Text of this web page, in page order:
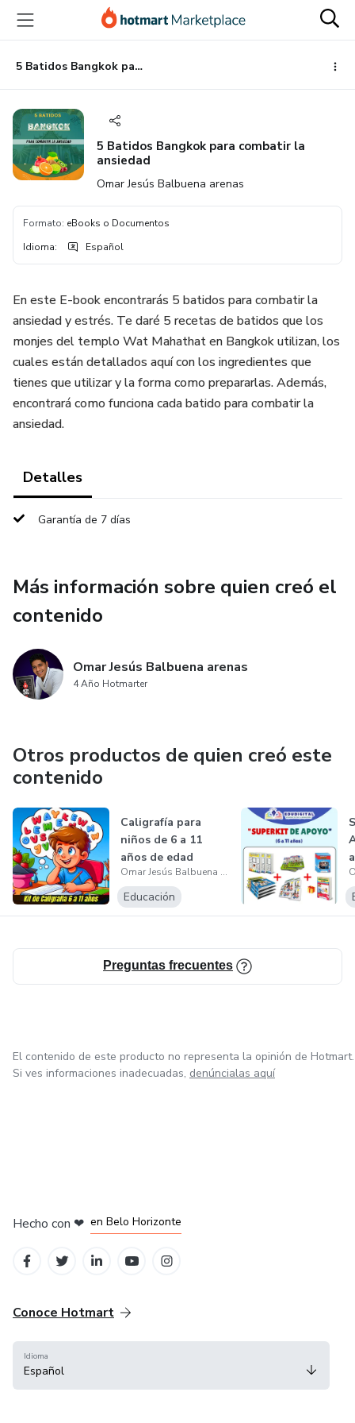
principal
página
de
página
5 Batidos Bangkok para combatir la ansiedad
5 Batidos Bangkok para combatir la
ansiedad
Omar Jesús Balbuena arenas
Formato: eBooks o Documentos
Idioma: Español
En este E-book encontrarás 5 batidos para combatir la
ansiedad y estrés. Te daré 5 recetas de batidos que los
monjes del templo Wat Mahathat en Bangkok utilizan, los
cuales están detallados aquí con los ingredientes que
tienes que utilizar y la forma como prepararlas. Además,
encontrará como funciona cada batido para combatir la
ansiedad.
Detalles
Garantía de 7 días
Más información sobre quien creó el
contenido
Omar Jesús Balbuena arenas
4 Año Hotmarter
Otros productos de quien creó este
contenido
Caligrafía para
niños de 6 a 11
años de edad
Omar Jesús Balbuena arenas
Educación
Preguntas frecuentes
El contenido de este producto no representa la opinión de Hotmart.
Si ves informaciones inadecuadas, denúncialas aquí
Hecho con ❤ en Belo Horizonte
Conoce Hotmart
Idioma
Español